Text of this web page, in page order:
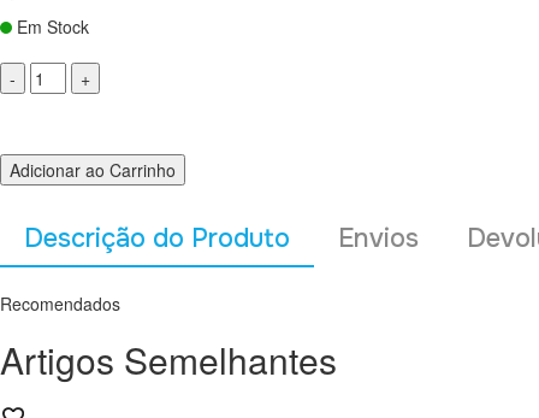
Em Stock
Adicionar ao Carrinho
Descrição do Produto Envios
Recomendados
Artigos Semelhantes